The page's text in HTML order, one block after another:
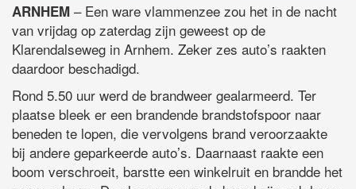
ARNHEM – Een ware vlammenzee zou het in de nacht
van vrijdag op zaterdag zijn geweest op de
Klarendalseweg in Arnhem. Zeker zes auto’s raakten
daardoor beschadigd.
Rond 5.50 uur werd de brandweer gealarmeerd. Ter
plaatse bleek er een brandende brandstofspoor naar
beneden te lopen, die vervolgens brand veroorzaakte
bij andere geparkeerde auto’s. Daarnaast raakte een
boom verschroeit, barstte een winkelruit en brandde het